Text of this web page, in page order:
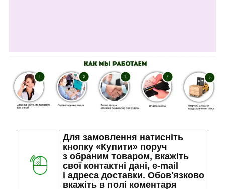
Для замовлення натисніть
кнопку «Купити» поруч
з обраним товаром, вкажіть
свої контактні дані, e-mail
і адреса доставки. Обов'язково
вкажіть в полі коментаря